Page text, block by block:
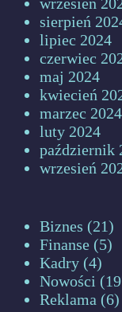
sierpień
lipiec 2024
czerwiec
maj 2024
kwiecień
marzec 2024
luty 2024
październik
wrzesień
Biznes (21)
Finanse (5)
Kadry (4)
Nowości
Reklama (6)